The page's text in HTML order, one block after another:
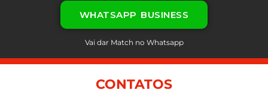
WHATSAPP BUSINESS
Vai dar Match no Whatsapp
CONTATOS